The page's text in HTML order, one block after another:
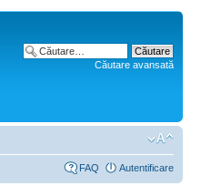
Căutare avansată
FAQ Autentificare